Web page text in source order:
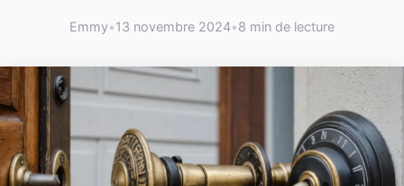
Emmy•13 novembre 2024•8 min de lecture